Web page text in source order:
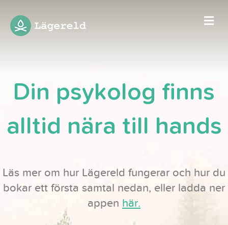
Din psykolog finns
alltid nära till hands
Läs mer om hur Lägereld fungerar och hur du
bokar ett första samtal nedan, eller ladda ner
appen här.